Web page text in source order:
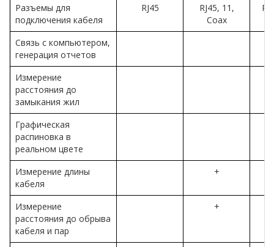
Разъемы для
подключения кабеля
RJ45
RJ45, 11,
Coax
Связь с компьютером,
генерация отчетов
Измерение
расстояния до
замыкания жил
Графическая
распиновка в
реальном цвете
Измерение длины
кабеля
+
Измерение
расстояния до обрыва
кабеля и пар
+